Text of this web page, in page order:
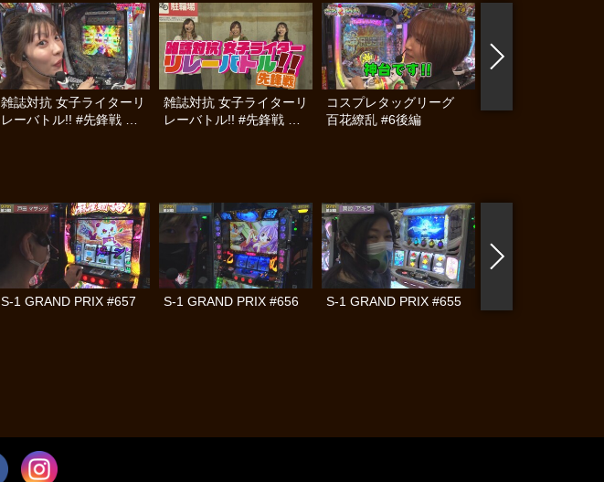
雑誌対抗 女子ライターリ
レーバトル!! #先鋒戦 後
雑誌対抗 女子ライターリ
レーバトル!! #先鋒戦 前
コスプレタッグリーグ
百花繚乱 #6後編
S-1 GRAND PRIX #657 S-1 GRAND PRIX #656 S-1 GRAND PRIX #655